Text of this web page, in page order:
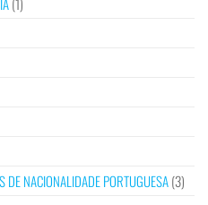
DE NACIONALIDADE PORTUGUESA(3)